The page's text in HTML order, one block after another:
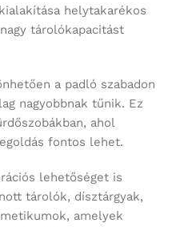
helytakarékos
tárolókapacitást
a padló szabadon
nagyobbnak tűnik. Ez
ahol
fontos lehet.
lehetőséget is
tárolók, dísztárgyak,
amelyek